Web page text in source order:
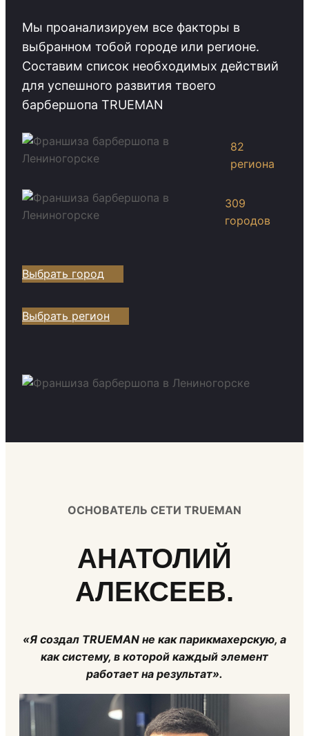
Мы проанализируем все факторы в
выбранном тобой городе или регионе.
Cоставим список необходимых действий
для успешного развития твоего
барбершопа TRUEMAN
82
региона
309
городов
Выбрать город
Выбрать регион
ОСНОВАТЕЛЬ СЕТИ TRUEMAN
АНАТОЛИЙ
АЛЕКСЕЕВ.
«Я создал TRUEMAN не как парикмахерскую, а
как систему, в которой каждый элемент
работает на результат».